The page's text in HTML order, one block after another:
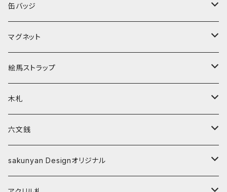
マグネット
絵馬ストラップ
缶バッジ
マグネット
家紋入ストラップ
木札
キーホルダー
ストラップ
アクリル札
家紋入ストラップ
数珠（パワーストーンブレスレット）
水晶
アパレル
Tシャツ
缶バッジ
ねこち＆さくにゃん
新選組
sakunyan Designオリジナル
マグネット
ねこち＆さくにゃん
新選組
sakunyan Designオリジナル
絵馬ストラップ
ねこち＆さくにゃん
木札
新選組
キーホルダー
ストラップ
キーホルダー
新選組『誠』
六文銭
副葬品用
sakunyan Designオリジナル